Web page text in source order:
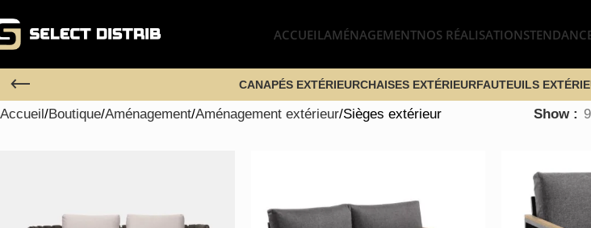
ACCUEILAMÉNAGEMENTNOS RÉALISATIONS
CANAPÉS EXTÉRIEURCHAISES EXTÉRIEURFAUTEUILS
Accueil Boutique Aménagement Aménagement extérieur Sièges extérieur Show 9